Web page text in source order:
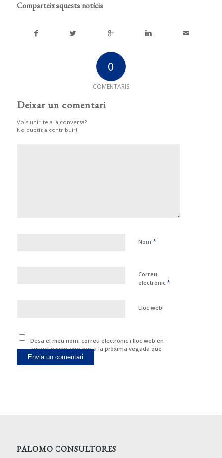
Comparteix aquesta notícia
0
COMENTARIS
Deixar un comentari
Vols unir-te a la conversa?
No dubtis a contribuir!
Nom *
Correu
electrònic *
Lloc web
Desa el meu nom, correu electrònic i lloc web en
aquest navegador per a la pròxima vegada que
comenti.
PALOMO CONSULTORES